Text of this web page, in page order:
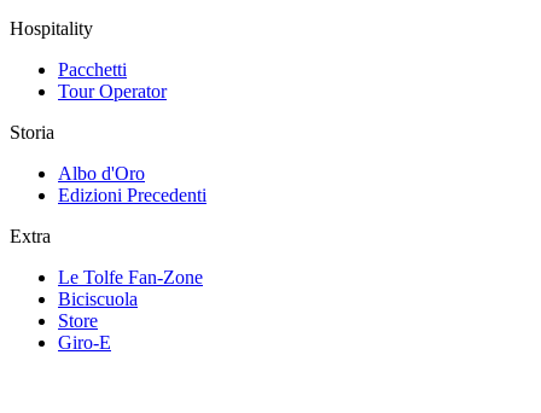
Hospitality
Pacchetti
Tour Operator
Storia
Albo d'Oro
Edizioni Precedenti
Extra
Le Tolfe Fan-Zone
Biciscuola
Store
Giro-E